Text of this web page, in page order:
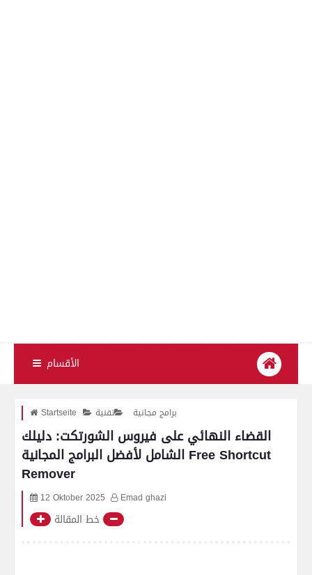
الأقسام
Startseite برامج مجانية تقنية
القضاء النهائي على فيروس الشورتكت: دليلك
الشامل لأفضل البرامج المجانية Free Shortcut
Remover
12 Oktober 2025 Emad ghazi
خط المقالة